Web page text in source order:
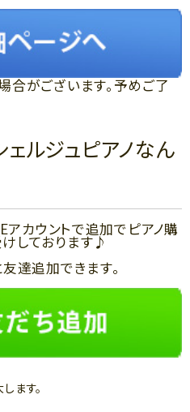
がございます。予めご了
ェルジュピアノなん
アカウントで追加でピアノ購
しております♪
達追加できます。
ます。